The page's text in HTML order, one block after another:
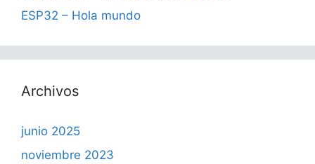
ESP32 – Hola mundo
Archivos
junio 2025
noviembre 2023